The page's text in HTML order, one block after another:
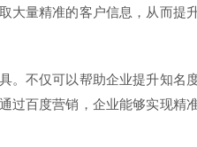
大量精准的客户信息，从而提
不仅可以帮助企业提升知名度
过百度营销，企业能够实现精